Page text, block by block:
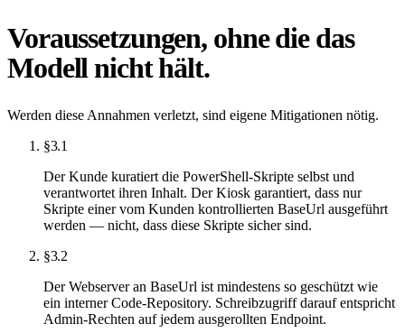
Voraussetzungen, ohne die das
Modell nicht hält.
Werden diese Annahmen verletzt, sind eigene Mitigationen nötig.
§3.1
Der Kunde kuratiert die PowerShell-Skripte selbst und
verantwortet ihren Inhalt. Der Kiosk garantiert, dass nur
Skripte einer vom Kunden kontrollierten BaseUrl ausgeführt
werden — nicht, dass diese Skripte sicher sind.
§3.2
Der Webserver an BaseUrl ist mindestens so geschützt wie
ein interner Code-Repository. Schreibzugriff darauf entspricht
Admin-Rechten auf jedem ausgerollten Endpoint.